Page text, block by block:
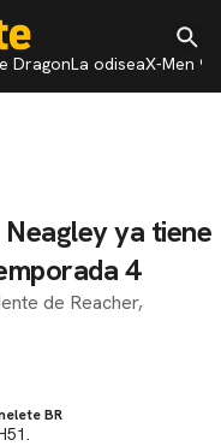
DragonLa odiseaX-Men 97
ya tiene
4
de Reacher,
BR